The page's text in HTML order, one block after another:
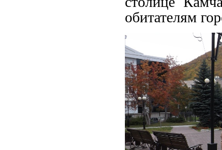
обитателям